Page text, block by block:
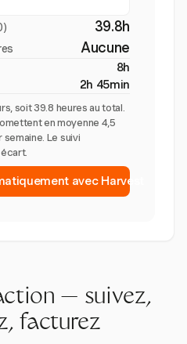
39.8h
Aucune
8h
2h 45min
soit 39.8 heures au total.
en moyenne 4,5
Le suivi
avec Harvest
— suivez,
facturez